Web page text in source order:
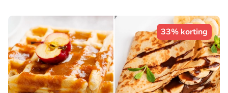
33% korting